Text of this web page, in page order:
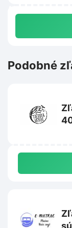
Podobné